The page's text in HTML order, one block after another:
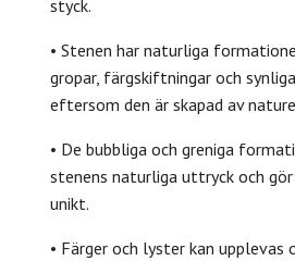
styck.
• Stenen har naturliga
gropar, färgskiftningar och
eftersom den är skapad av
• De bubbliga och greniga
stenens naturliga uttryck och
unikt.
• Färger och lyster kan upplevas